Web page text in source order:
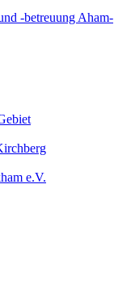
-betreuung Aham-
e.V.